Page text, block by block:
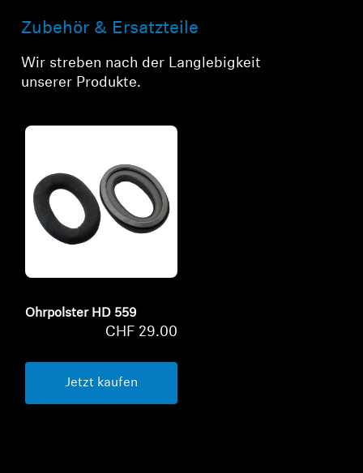
Zubehör & Ersatzteile
Wir streben nach der Langlebigkeit
unserer Produkte.
Ohrpolster HD 559
CHF 29.00
Jetzt kaufen